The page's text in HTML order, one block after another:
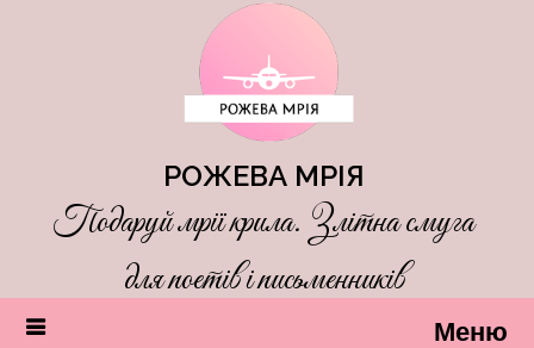
РОЖЕВА МРІЯ
Подаруй мрії крила. Злітна смуга
для поетів і письменників
Меню